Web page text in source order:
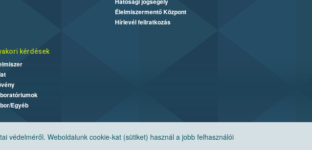
védelméről. Weboldalunk cookie-kat (sütiket) használ a jobb felhasználói
Élelmiszermentő Központ
Hírlevél feliratkozás
kérdések
Egyéb